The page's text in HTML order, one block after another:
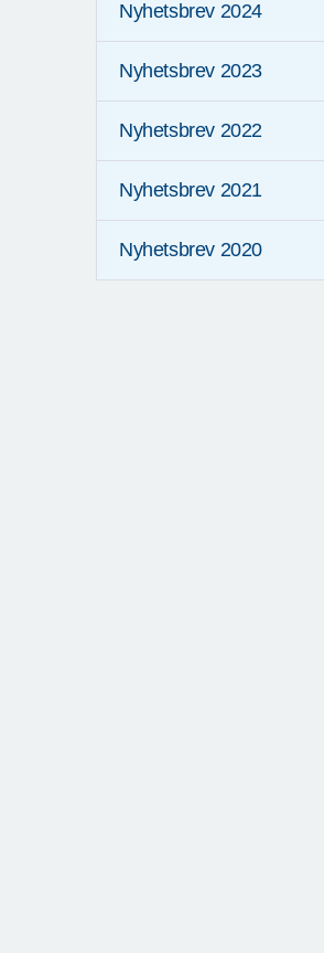
Nyhetsbrev 2024
Nyhetsbrev 2023
Nyhetsbrev 2022
Nyhetsbrev 2021
Nyhetsbrev 2020